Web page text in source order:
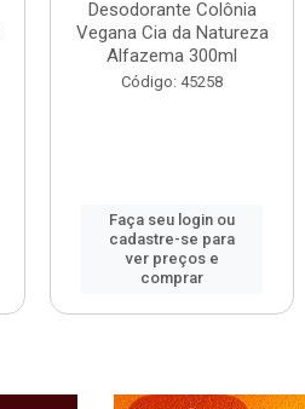
Desodorante Colônia
Vegana Cia da Natureza
Alfazema 300ml
Código: 45258
Faça seu login ou
cadastre-se para
ver preços e
comprar